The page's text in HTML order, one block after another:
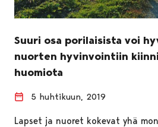
Suuri osa porilaisista voi
nuorten hyvinvointiin
huomiota
5 huhtikuun, 2019
Lapset ja nuoret kokevat yhä